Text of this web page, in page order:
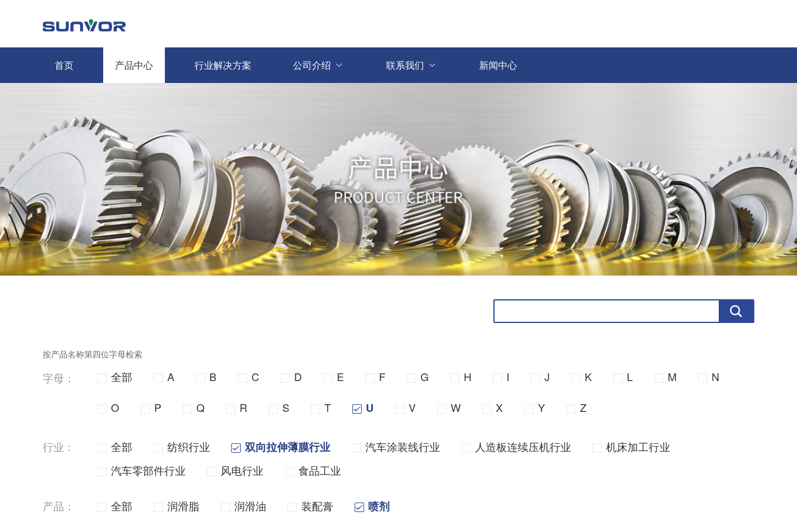
首页 产品中心 行业解决方案 公司介绍  联系我们  新闻中心
按产品名称第四位字母检索
字母： 全部 A B C D E F G H I J K L M
N
O
P Q R S T U V W X Y Z
行业： 全部 纺织行业 双向拉伸薄膜行业 汽车涂装线行业 人造板连续压机行业
机床加工行业
汽车零部件行业
风电行业 食品工业
产品： 全部 润滑脂 润滑油 装配膏 喷剂